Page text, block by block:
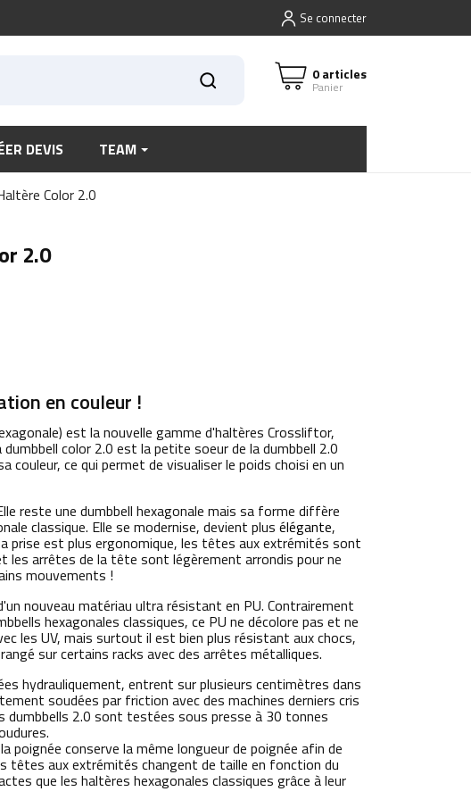
Se connecter
0 articles
Panier
DEVIS TEAM
Color 2.0
2.0
en couleur !
est la nouvelle gamme d'haltères Crossliftor,
color 2.0 est la petite soeur de la dumbbell 2.0
couleur, ce qui permet de visualiser le poids choisi en un
reste une dumbbell hexagonale mais sa forme diffère
classique. Elle se modernise, devient plus élégante,
prise est plus ergonomique, les têtes aux extrémités sont
les arrêtes de la tête sont légèrement arrondis pour ne
mouvements !
nouveau matériau ultra résistant en PU. Contrairement
hexagonales classiques, ce PU ne décolore pas et ne
les UV, mais surtout il est bien plus résistant aux chocs,
sur certains racks avec des arrêtes métalliques.
hydrauliquement, entrent sur plusieurs centimètres dans
soudées par friction avec des machines derniers cris
dumbbells 2.0 sont testées sous presse à 30 tonnes
poignée conserve la même longueur de poignée afin de
têtes aux extrémités changent de taille en fonction du
que les haltères hexagonales classiques grâce à leur